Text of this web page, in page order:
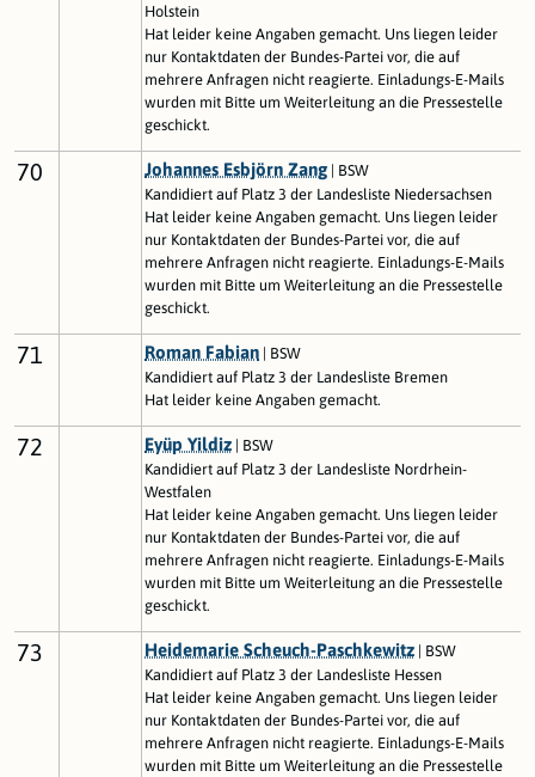
Holstein
Hat leider keine Angaben gemacht. Uns liegen leider
nur Kontaktdaten der Bundes-Partei vor, die auf
mehrere Anfragen nicht reagierte. Einladungs-E-Mails
wurden mit Bitte um Weiterleitung an die Pressestelle
geschickt.
70 Johannes Esbjörn Zang | BSW
Kandidiert auf Platz 3 der Landesliste Niedersachsen
Hat leider keine Angaben gemacht. Uns liegen leider
nur Kontaktdaten der Bundes-Partei vor, die auf
mehrere Anfragen nicht reagierte. Einladungs-E-Mails
wurden mit Bitte um Weiterleitung an die Pressestelle
geschickt.
71 Roman Fabian | BSW
Kandidiert auf Platz 3 der Landesliste Bremen
Hat leider keine Angaben gemacht.
72 Eyüp Yildiz | BSW
Kandidiert auf Platz 3 der Landesliste Nordrhein-
Westfalen
Hat leider keine Angaben gemacht. Uns liegen leider
nur Kontaktdaten der Bundes-Partei vor, die auf
mehrere Anfragen nicht reagierte. Einladungs-E-Mails
wurden mit Bitte um Weiterleitung an die Pressestelle
geschickt.
73 Heidemarie Scheuch-Paschkewitz | BSW
Kandidiert auf Platz 3 der Landesliste Hessen
Hat leider keine Angaben gemacht. Uns liegen leider
nur Kontaktdaten der Bundes-Partei vor, die auf
mehrere Anfragen nicht reagierte. Einladungs-E-Mails
wurden mit Bitte um Weiterleitung an die Pressestelle